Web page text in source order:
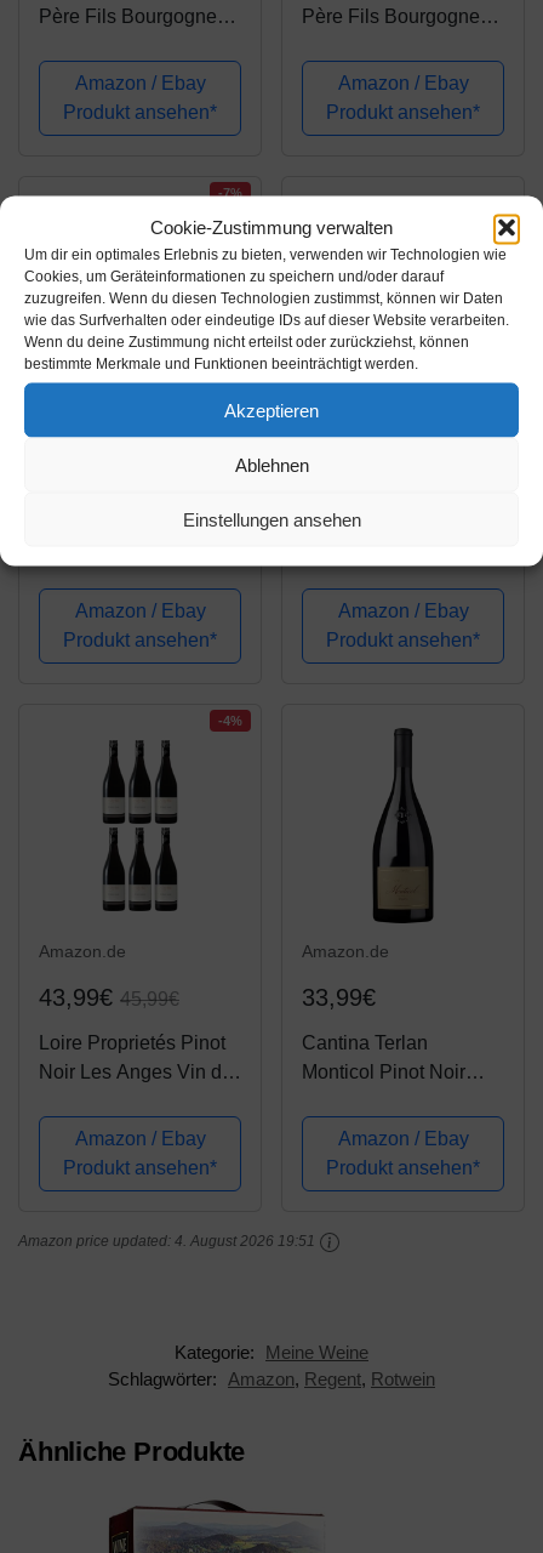
Cookie-Zustimmung verwalten
Um dir ein optimales Erlebnis zu bieten, verwenden wir Technologien wie
Cookies, um Geräteinformationen zu speichern und/oder darauf
zuzugreifen. Wenn du diesen Technologien zustimmst, können wir Daten
wie das Surfverhalten oder eindeutige IDs auf dieser Website verarbeiten.
Wenn du deine Zustimmung nicht erteilst oder zurückziehst, können
bestimmte Merkmale und Funktionen beeinträchtigt werden.
Akzeptieren
Ablehnen
Einstellungen ansehen
Père Fils Bourgogne
trocken Frankreich inkl.
FeinWert E-Book (6 x
0.75 l)
Amazon / Ebay
Produkt ansehen*
Père Fils Bourgogne
trocken Frankreich inkl.
FeinWert E-Book (3 x
0.75 l)
Amazon / Ebay
Produkt ansehen*
-7%
Peter & Peter Pinot
l)
Amazon / Ebay
Produkt ansehen*
Amazon.de
47,40€
Schräglage Pinot Noir
Rotwein (6 x 0.75l)
Amazon / Ebay
Produkt ansehen*
-4%
Amazon.de
43,99€ 45,99€
Loire Proprietés Pinot
Noir Les Anges Vin de
trocken Frankreich inkl.
FeinWert E-Book (6 x
0.75 l)
Amazon / Ebay
Produkt ansehen*
Amazon.de
33,99€
Cantina Terlan
Monticol Pinot Noir
Rot trocken Italien inkl.
FeinWert E-Book (1 x
0.75 l)
Amazon / Ebay
Produkt ansehen*
Amazon price updated: 4. August 2026 19:51
Kategorie:
Meine Weine
Schlagwörter:
Amazon, Regent, Rotwein
Ähnliche Produkte